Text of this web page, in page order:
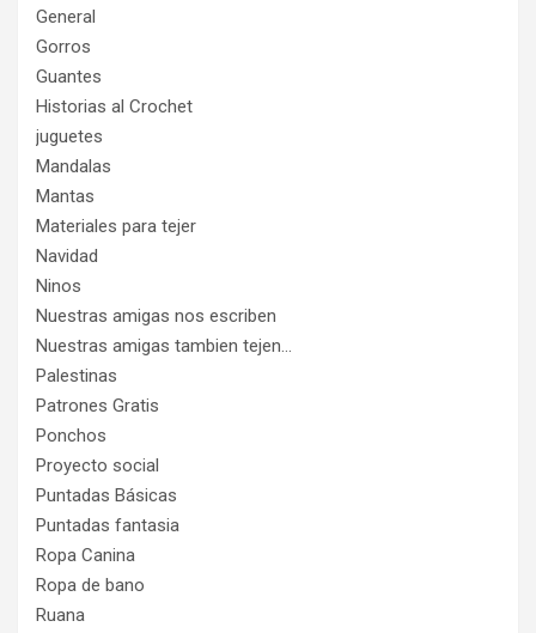
General
Gorros
Guantes
Historias al Crochet
juguetes
Mandalas
Mantas
Materiales para tejer
Navidad
Ninos
Nuestras amigas nos escriben
Nuestras amigas tambien tejen…
Palestinas
Patrones Gratis
Ponchos
Proyecto social
Puntadas Básicas
Puntadas fantasia
Ropa Canina
Ropa de bano
Ruana